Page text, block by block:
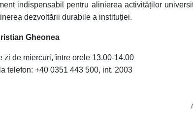
indispensabil pentru alinierea activităților
dezvoltării durabile a instituției.
Gheonea
zi de miercuri, între orele 13.00-14.00
telefon: +40 0351 443 500, int. 2003